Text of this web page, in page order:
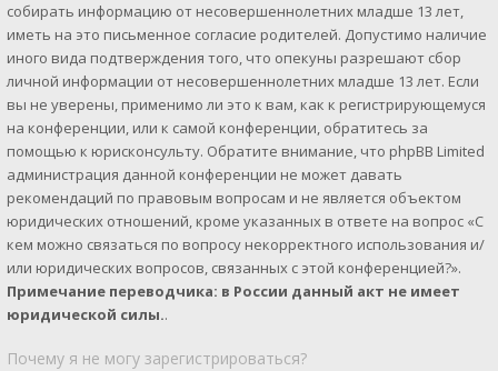
собирать информацию от несовершеннолетних младше 13 лет,
иметь на это письменное согласие родителей. Допустимо наличие
иного вида подтверждения того, что опекуны разрешают сбор
личной информации от несовершеннолетних младше 13 лет. Если
вы не уверены, применимо ли это к вам, как к регистрирующемуся
на конференции, или к самой конференции, обратитесь за
помощью к юрисконсульту. Обратите внимание, что phpBB Limited
администрация данной конференции не может давать
рекомендаций по правовым вопросам и не является объектом
юридических отношений, кроме указанных в ответе на вопрос «С
кем можно связаться по вопросу некорректного использования и/
или юридических вопросов, связанных с этой конференцией?».
Примечание переводчика: в России данный акт не имеет
юридической силы..
Почему я не могу зарегистрироваться?